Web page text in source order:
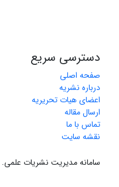
دسترسی سریع
صفحه اصلی
درباره نشریه
اعضای هیات تحریریه
ارسال مقاله
تماس با ما
نقشه سایت
سامانه مدیریت نشریات علمی.